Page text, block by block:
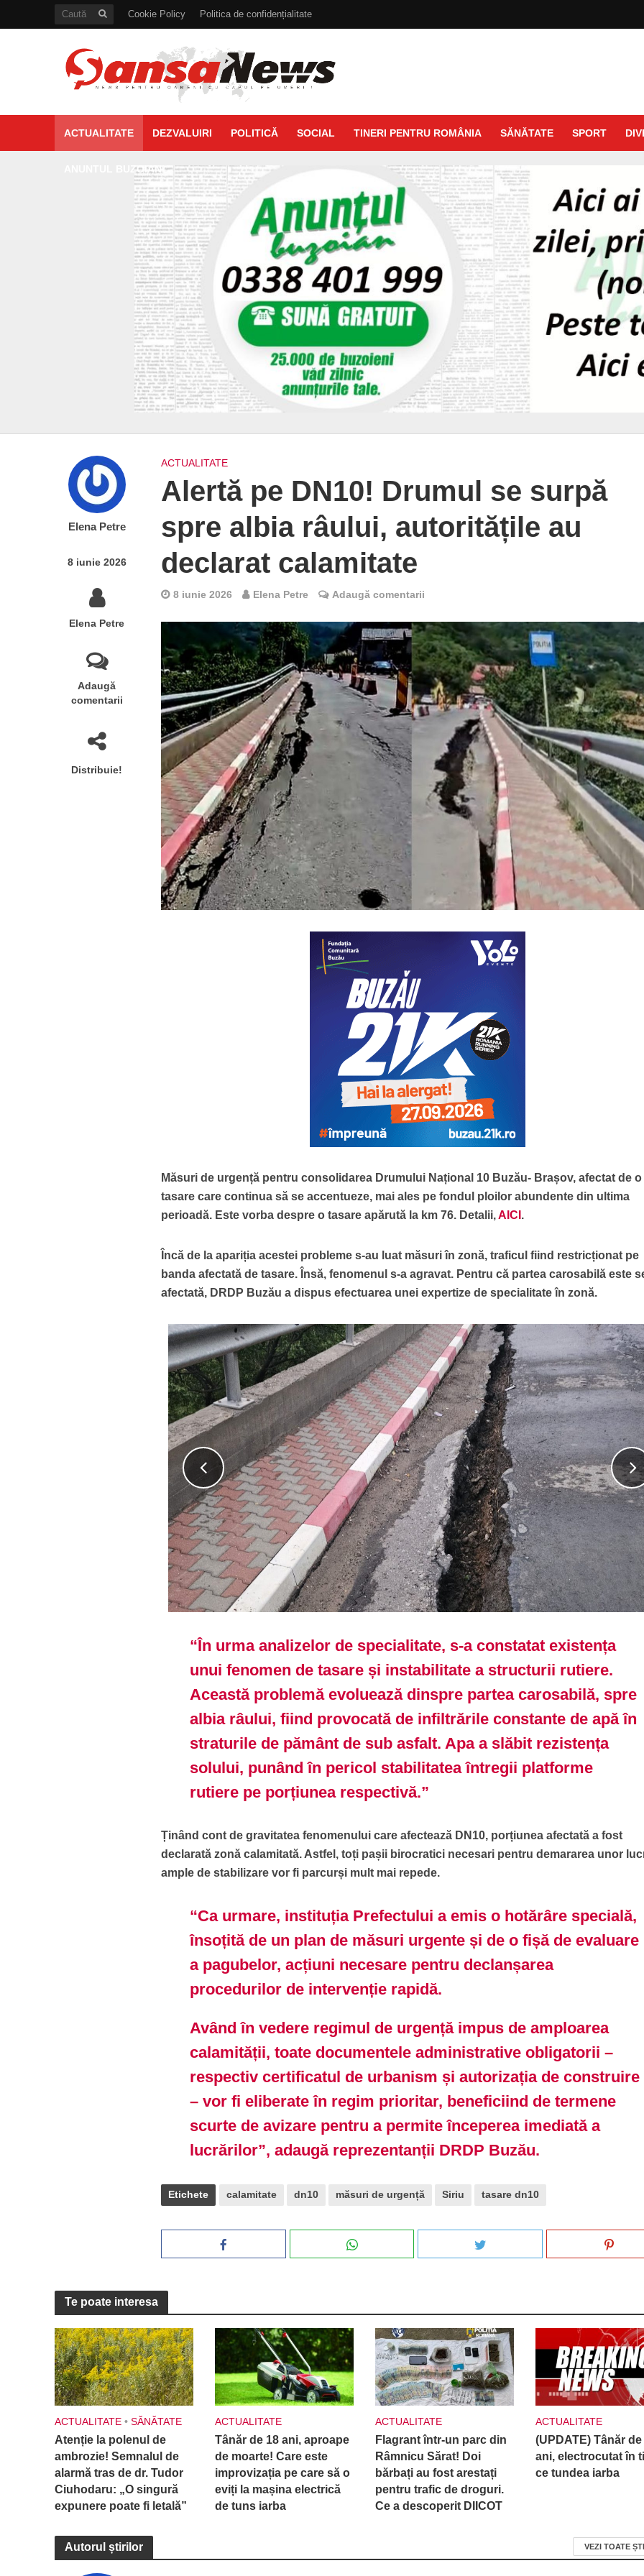
Cookie Policy Politica de confidențialitate
ACTUALITATE DEZVALUIRI POLITICĂ SOCIAL TINERI PENTRU ROMÂNIA SĂNĂTATE SPORT
ANUNTUL BUZOIAN
Elena Petre
8 iunie 2026
Elena Petre
Adaugă
comentarii
Distribuie!
ACTUALITATE
Alertă pe DN10! Drumul se surpă
spre albia râului, autoritățile au
declarat calamitate
8 iunie 2026 Elena Petre Adaugă comentarii
Măsuri de urgență pentru consolidarea Drumului Național 10 Buzău- Brașov, afectat de o
tasare care continua să se accentueze, mai ales pe fondul ploilor abundente din ultima
perioadă. Este vorba despre o tasare apărută la km 76. Detalii,AICI .
Încă de la apariția acestei probleme s-au luat măsuri în zonă, traficul fiind restricționat pe
banda afectată de tasare. Însă, fenomenul s-a agravat. Pentru că partea carosabilă este
afectată, DRDP Buzău a dispus efectuarea unei expertize de specialitate în zonă.
“În urma analizelor de specialitate, s-a constatat existența
unui fenomen de tasare și instabilitate a structurii rutiere.
Această problemă evoluează dinspre partea carosabilă, spre
albia râului, fiind provocată de infiltrările constante de apă în
straturile de pământ de sub asfalt. Apa a slăbit rezistența
solului, punând în pericol stabilitatea întregii platforme
rutiere pe porțiunea respectivă.”
Ținând cont de gravitatea fenomenului care afectează DN10, porțiunea afectată a fost
declarată zonă calamitată. Astfel, toți pașii birocratici necesari pentru demararea unor
ample de stabilizare vor fi parcurși mult mai repede.
“Ca urmare, instituția Prefectului a emis o hotărâre specială,
însoțită de un plan de măsuri urgente și de o fișă de evaluare
a pagubelor, acțiuni necesare pentru declanșarea
procedurilor de intervenție rapidă.
Având în vedere regimul de urgență impus de amploarea
calamității, toate documentele administrative obligatorii –
respectiv certificatul de urbanism și autorizația de construire
– vor fi eliberate în regim prioritar, beneficiind de termene
scurte de avizare pentru a permite începerea imediată a
lucrărilor”, adaugă reprezentanții DRDP Buzău.
Etichete calamitate dn10 măsuri de urgență Siriu tasare dn10
Te poate interesa
ACTUALITATE • SĂNĂTATE
Atenție la polenul de
ambrozie! Semnalul de
alarmă tras de dr. Tudor
Ciuhodaru: „O singură
expunere poate fi letală”
ACTUALITATE
Tânăr de 18 ani, aproape
de moarte! Care este
improvizația pe care să o
eviți la mașina electrică
de tuns iarba
ACTUALITATE
Flagrant într-un parc din
Râmnicu Sărat! Doi
bărbați au fost arestați
pentru trafic de droguri.
Ce a descoperit DIICOT
ACTUALITATE
(UPDATE) Tânăr de
ani, electrocutat în
ce tundea iarba
Autorul știrilor VEZI TOATE